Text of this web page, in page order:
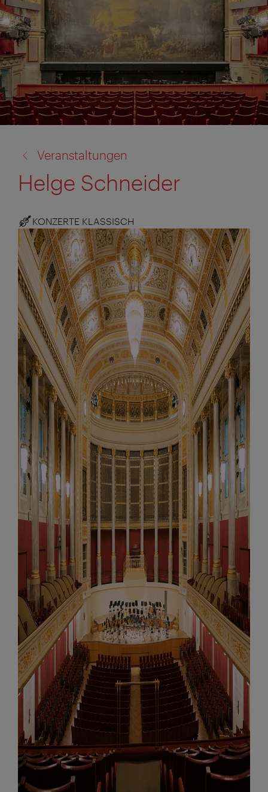
zu:
Veranstaltungen
Helge Schneider
KONZERTE KLASSISCH